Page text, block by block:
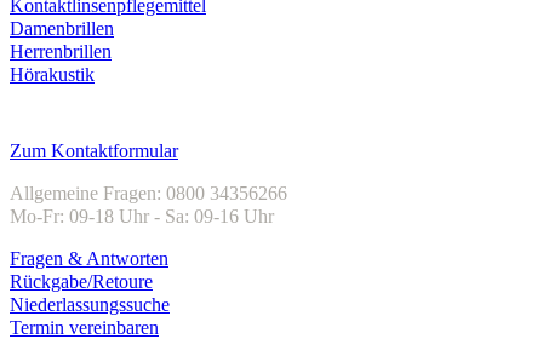
Kontaktlinsenpflegemittel
Damenbrillen
Herrenbrillen
Hörakustik
Zum Kontaktformular
Allgemeine Fragen: 0800 34356266
Mo-Fr: 09-18 Uhr - Sa: 09-16 Uhr
Fragen & Antworten
Rückgabe/Retoure
Niederlassungssuche
Termin vereinbaren